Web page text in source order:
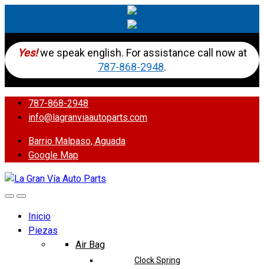
Yes! we speak english. For assistance call now at
787-868-2948.
787-868-2948
info@lagranviaautoparts.com
Barrio Malpaso, Aguada
Google Map
Inicio
Piezas
Air Bag
Clock Spring